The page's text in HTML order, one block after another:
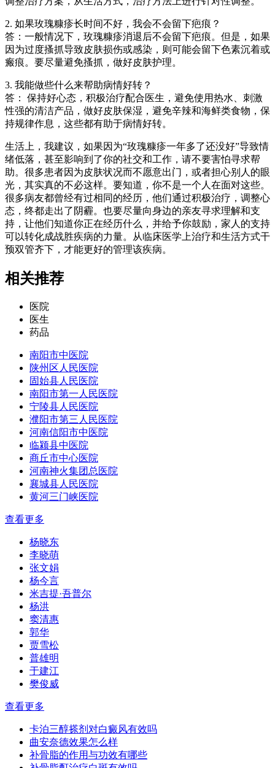
2. 如果玫瑰糠疹长时间不好，我会不会留下疤痕？
答：一般情况下，玫瑰糠疹消退后不会留下疤痕。但是，如果
因为过度搔抓导致皮肤损伤或感染，则可能会留下色素沉着或
瘢痕。要尽量避免搔抓，做好皮肤护理。
3. 我能做些什么来帮助病情好转？
答： 保持好心态，积极治疗配合医生，避免使用热水、刺激
性强的清洁产品，做好皮肤保湿，避免辛辣和海鲜类食物，保
持规律作息，这些都有助于病情好转。
生活上，我建议，如果因为“玫瑰糠疹一年多了还没好”导致情
绪低落，甚至影响到了你的社交和工作，请不要害怕寻求帮
助。很多患者因为皮肤状况而不愿意出门，或者担心别人的眼
光，其实真的不必这样。要知道，你不是一个人在面对这些。
很多病友都曾经有过相同的经历，他们通过积极治疗，调整心
态，终都走出了阴霾。也要尽量向身边的亲友寻求理解和支
持，让他们知道你正在经历什么，并给予你鼓励，家人的支持
可以转化成战胜疾病的力量。从临床医学上治疗和生活方式干
预双管齐下，才能更好的管理该疾病。
相关推荐
医院
医生
药品
南阳市中医院
陕州区人民医院
固始县人民医院
南阳市第一人民医院
宁陵县人民医院
濮阳市第三人民医院
河南信阳市中医院
临颍县中医院
商丘市中心医院
河南神火集团总医院
襄城县人民医院
黄河三门峡医院
查看更多
杨晓东
李晓萌
张文娟
杨今言
米吉提·吾普尔
杨洪
窦清惠
郭华
贾雪松
普雄明
于建江
樊俊威
查看更多
卡泊三醇搽剂对白癜风有效吗
曲安奈德效果怎么样
补骨脂的作用与功效有哪些